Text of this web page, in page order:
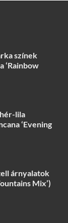
színek
‘Rainbow
lila
‘Evening
árnyalatok
Mix’)